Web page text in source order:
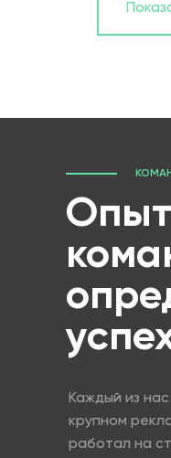
Опыт
Каждый из
крупном
работал на